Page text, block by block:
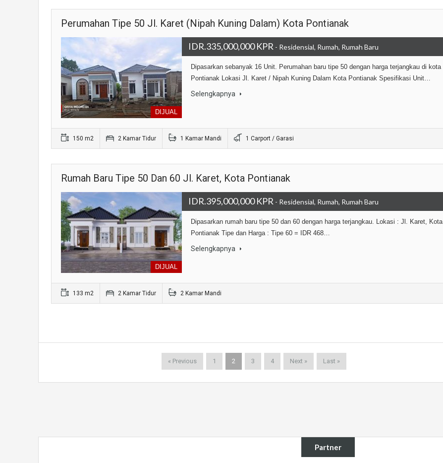
Perumahan Tipe 50 Jl. Karet (Nipah Kuning Dalam) Kota Pontianak
DIJUAL
IDR.335,000,000 KPR - Residensial, Rumah, Rumah Baru
Dipasarkan sebanyak 16 Unit. Perumahan baru tipe 50 dengan harga terjangkau di kota
Pontianak Lokasi Jl. Karet / Nipah Kuning Dalam Kota Pontianak Spesifikasi Unit…
Selengkapnya
150 m2 2 Kamar Tidur 1 Kamar Mandi 1 Carport / Garasi
Rumah Baru Tipe 50 Dan 60 Jl. Karet, Kota Pontianak
DIJUAL
IDR.395,000,000 KPR - Residensial, Rumah, Rumah Baru
Dipasarkan rumah baru tipe 50 dan 60 dengan harga terjangkau. Lokasi : Jl. Karet, Kota
Pontianak Tipe dan Harga : Tipe 60 = IDR 468…
Selengkapnya
133 m2 2 Kamar Tidur 2 Kamar Mandi
« Previous 1 2 3 4 Next » Last »
Partner